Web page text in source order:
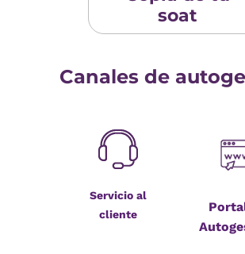
soat
Canales de
Servicio al
cliente